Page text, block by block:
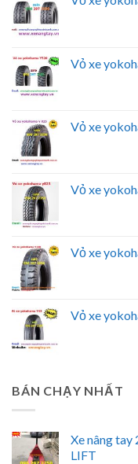
Vỏ xe
Vỏ xe
Vỏ xe
Vỏ xe
Vỏ xe
BÁN CHẠY NHẤT
Xe nâng
LIFT